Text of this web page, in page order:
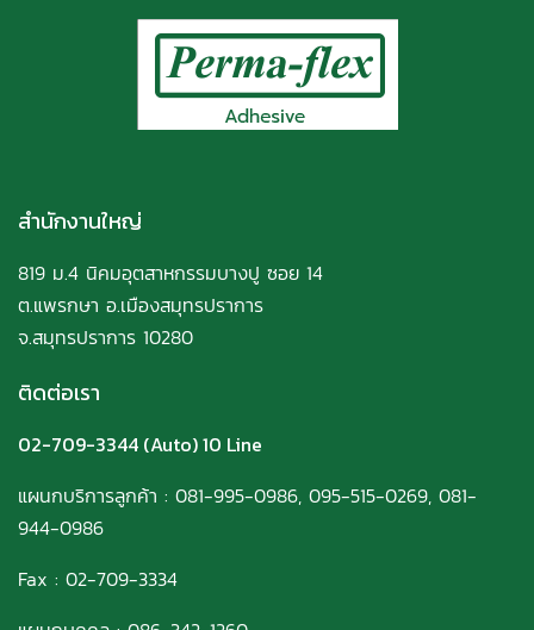
สำนักงานใหญ่
819 ม.4 นิคมอุตสาหกรรมบางปู ซอย 14
ต.แพรกษา อ.เมืองสมุทรปราการ
จ.สมุทรปราการ 10280
ติดต่อเรา
02-709-3344 (Auto) 10 Line
แผนกบริการลูกค้า : 081-995-0986, 095-515-0269, 081-
944-0986
Fax : 02-709-3334